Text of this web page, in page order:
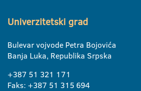
Univerzitetski grad
Bulevar vojvode Petra Bojovića
Banja Luka, Republika Srpska
+387 51 321 171
Faks: +387 51 315 694